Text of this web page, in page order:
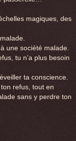
magiques, des
une société malade.
tu n’a plus besoin
ta conscience.
refus, tout en
sans y perdre ton